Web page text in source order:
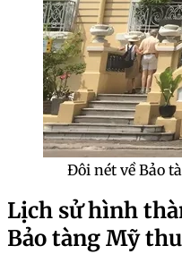
Đôi nét về Bảo
Lịch sử hình
Bảo tàng Mỹ